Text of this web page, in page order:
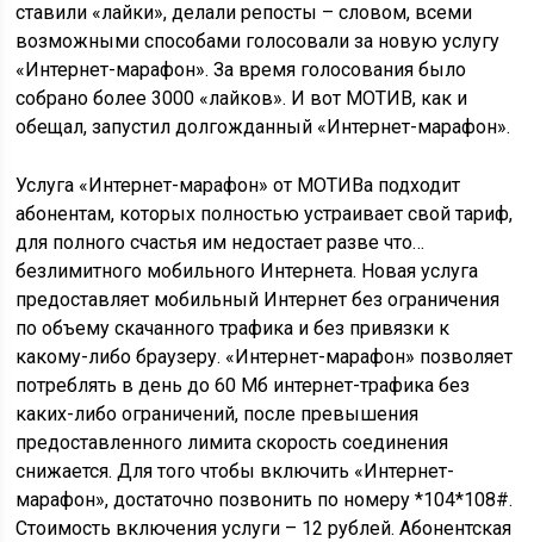
ставили «лайки», делали репосты – словом, всеми
возможными способами голосовали за новую услугу
«Интернет-марафон». За время голосования было
собрано более 3000 «лайков». И вот МОТИВ, как и
обещал, запустил долгожданный «Интернет-марафон».
Услуга «Интернет-марафон» от МОТИВа подходит
абонентам, которых полностью устраивает свой тариф,
для полного счастья им недостает разве что…
безлимитного мобильного Интернета. Новая услуга
предоставляет мобильный Интернет без ограничения
по объему скачанного трафика и без привязки к
какому-либо браузеру. «Интернет-марафон» позволяет
потреблять в день до 60 Мб интернет-трафика без
каких-либо ограничений, после превышения
предоставленного лимита скорость соединения
снижается. Для того чтобы включить «Интернет-
марафон», достаточно позвонить по номеру *104*108#.
Стоимость включения услуги – 12 рублей. Абонентская